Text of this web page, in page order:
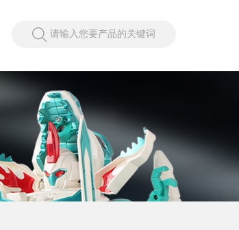
请输入您要产品的关键词